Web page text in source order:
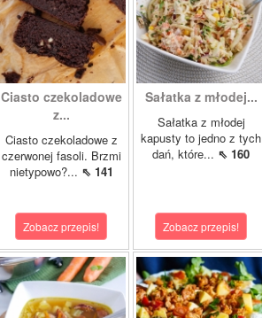
Ciasto czekoladowe
z...
Ciasto czekoladowe z
czerwonej fasoli. Brzmi
nietypowo?... ⇖ 141
Zobacz przepis!
Sałatka z młodej...
Sałatka z młodej
kapusty to jedno z tych
dań, które... ⇖ 160
Zobacz przepis!